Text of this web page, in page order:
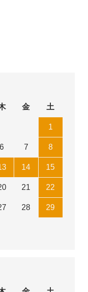
金 土
1
6 7 8
14 15
21 22
28 29